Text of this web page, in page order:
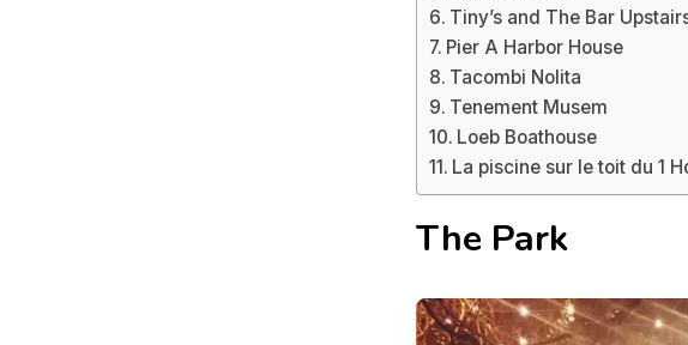
Tiny’s and The Bar
Pier A Harbor House
Tacombi Nolita
Tenement Musem
Loeb Boathouse
La piscine sur le toit du 1
The Park